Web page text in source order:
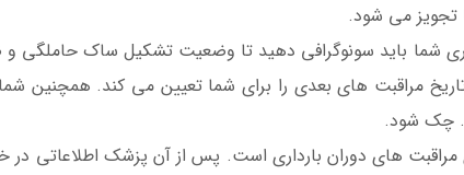
می شود.
6 تا 10 بارداری شما باید سونوگرافی دهید تا وضعیت تشکیل ساک
مراقبت های بعدی را برای شما تعیین می کند. همچنین
چک شود.
های دوران بارداری است. پس از آن پزشک اطلاعاتی